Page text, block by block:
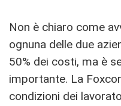
Non è chiaro come
ognuna delle due
50% dei costi, ma è
importante. La
condizioni dei